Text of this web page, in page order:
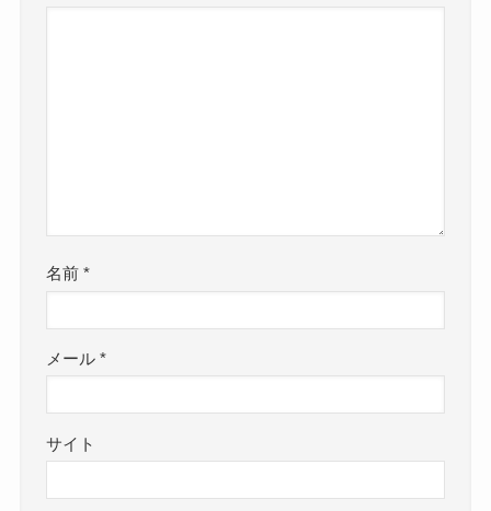
名前*
メール*
サイト